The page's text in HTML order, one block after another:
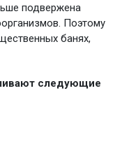
подвержена
Поэтому
банях,
следующие